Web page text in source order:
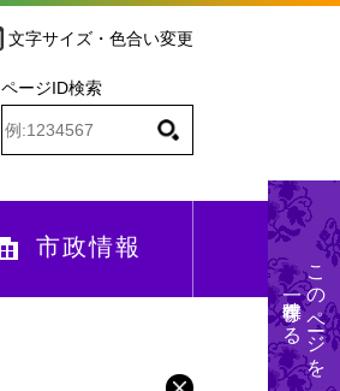
文字サイズ・色合い変更
ページID検索
市政情報
このページを
一時保存する